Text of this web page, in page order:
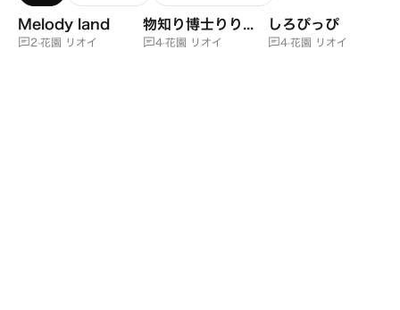
Melody land
2·花園 リオイ
物知り博士りりちゃん
4·花園 リオイ
しろぴっぴ
4·花園 リオイ